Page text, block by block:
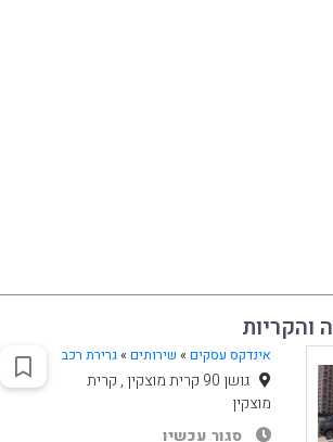
והקריות
אינדקס עסקים » שירותים»גרירת רכב
גושן 90 קרית מוצקין , קרית
מוצקין
סגור עכשיו